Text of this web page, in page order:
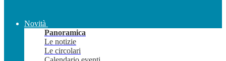
Novità
Panoramica
Le notizie
Le circolari